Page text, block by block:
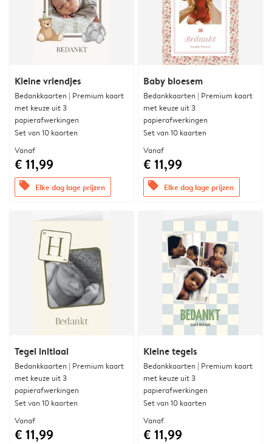
Kleine vriendjes
Bedankkaarten | Premium kaart
met keuze uit 3
papierafwerkingen
Set van 10 kaarten
Vanaf
€ 11,99
offers Elke dag lage prijzen
Baby bloesem
Bedankkaarten | Premium kaart
met keuze uit 3
papierafwerkingen
Set van 10 kaarten
Vanaf
€ 11,99
offers Elke dag lage prijzen
Tegel initiaal
Bedankkaarten | Premium kaart
met keuze uit 3
papierafwerkingen
Set van 10 kaarten
Vanaf
€ 11,99
Kleine tegels
Bedankkaarten | Premium kaart
met keuze uit 3
papierafwerkingen
Set van 10 kaarten
Vanaf
€ 11,99